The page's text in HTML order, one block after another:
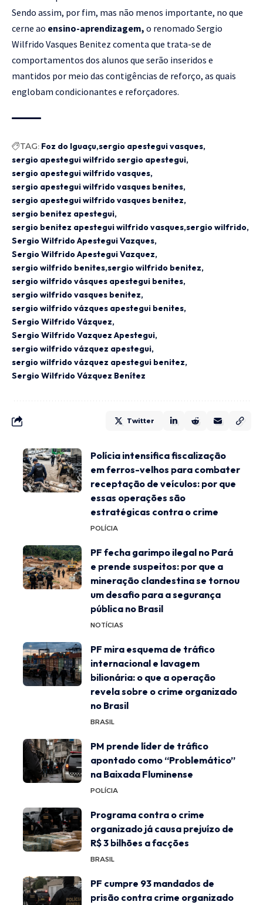
Sendo assim, por fim, mas não menos importante, no que
cerne ao ensino-aprendizagem, o renomado Sergio
Wilfrido Vasques Benitez comenta que trata-se de
comportamentos dos alunos que serão inseridos e
mantidos por meio das contigências de reforço, as quais
englobam condicionantes e reforçadores.
TAG: Foz do Iguaçu sergio apestegui vasques
sergio apestegui wilfrido sergio apestegui
sergio apestegui wilfrido vasques
sergio apestegui wilfrido vasques benites
sergio apestegui wilfrido vasques benitez
sergio benitez apestegui
sergio benitez apestegui wilfrido vasques sergio wilfrido
Sergio Wilfrido Apestegui Vazques
Sergio Wilfrido Apestegui Vazquez
sergio wilfrido benites sergio wilfrido benitez
sergio wilfrido vásques apestegui benites
sergio wilfrido vasques benitez
sergio wilfrido vázques apestegui benites
Sergio Wilfrido Vázquez
Sergio Wilfrido Vazquez Apestegui
sergio wilfrido vázquez apestegui
sergio wilfrido vázquez apestegui benitez
Sergio Wilfrido Vázquez Benítez
Twitter
Polícia intensifica fiscalização
em ferros-velhos para combater
receptação de veículos: por que
essas operações são
estratégicas contra o crime
POLÍCIA
PF fecha garimpo ilegal no Pará
e prende suspeitos: por que a
mineração clandestina se tornou
um desafio para a segurança
pública no Brasil
NOTÍCIAS
PF mira esquema de tráfico
internacional e lavagem
bilionária: o que a operação
revela sobre o crime organizado
no Brasil
BRASIL
PM prende líder de tráfico
apontado como “Problemático”
na Baixada Fluminense
POLÍCIA
Programa contra o crime
organizado já causa prejuízo de
R$ 3 bilhões a facções
BRASIL
PF cumpre 93 mandados de
prisão contra crime organizado